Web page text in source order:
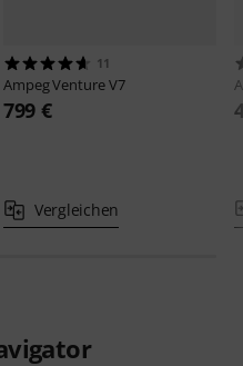
11
AmpegVenture V7
799 €
Vergleichen